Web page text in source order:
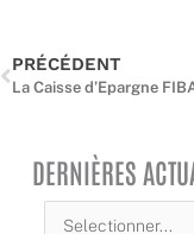
PRÉCÉDENT
DERNIÈRES